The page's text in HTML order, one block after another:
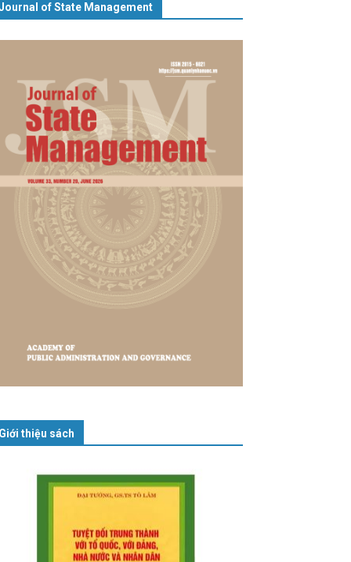
of State Management
Giới thiệu sách